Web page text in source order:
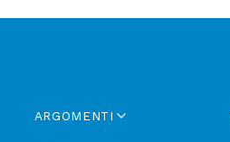
ARGOMENTI